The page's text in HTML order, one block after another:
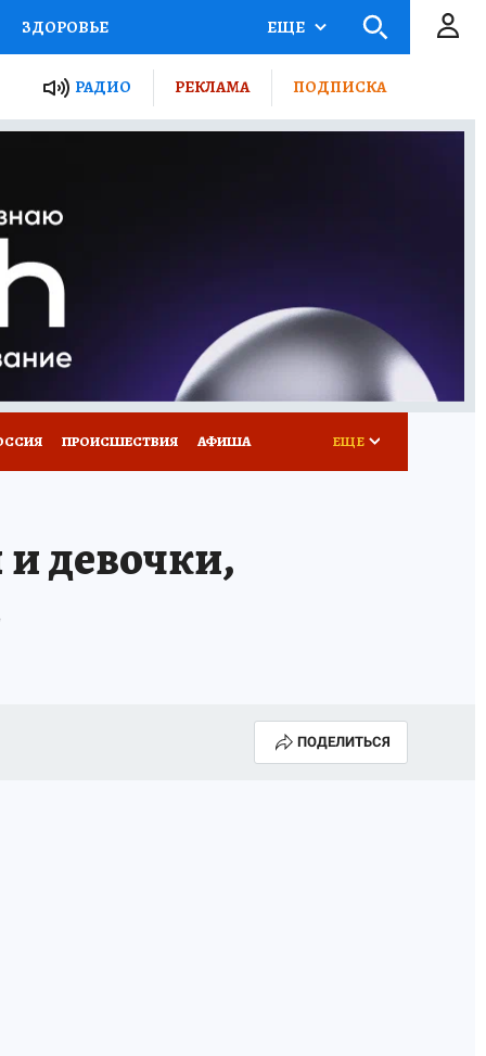
ЗДОРОВЬЕ
РОССИИ
ПУТЕВОДИТЕЛЬ
ПОТРЕБИТЕЛЯ
ЕЩЕ
РАДИО РЕКЛАМА ПОДПИСКА
ПРОИСШЕСТВИЯ АФИША ЕЩЕ
девочки,
ПОДЕЛИТЬСЯ